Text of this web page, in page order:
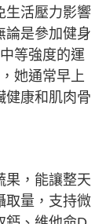
生活壓力影響
論是參加健身
等強度的運
她通常早上
健康和肌肉骨
果，能讓整天
取量，支持微